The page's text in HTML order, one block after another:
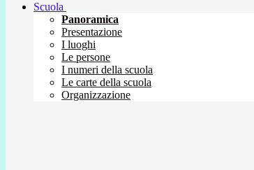
Scuola
Panoramica
Presentazione
I luoghi
Le persone
I numeri della scuola
Le carte della scuola
Organizzazione